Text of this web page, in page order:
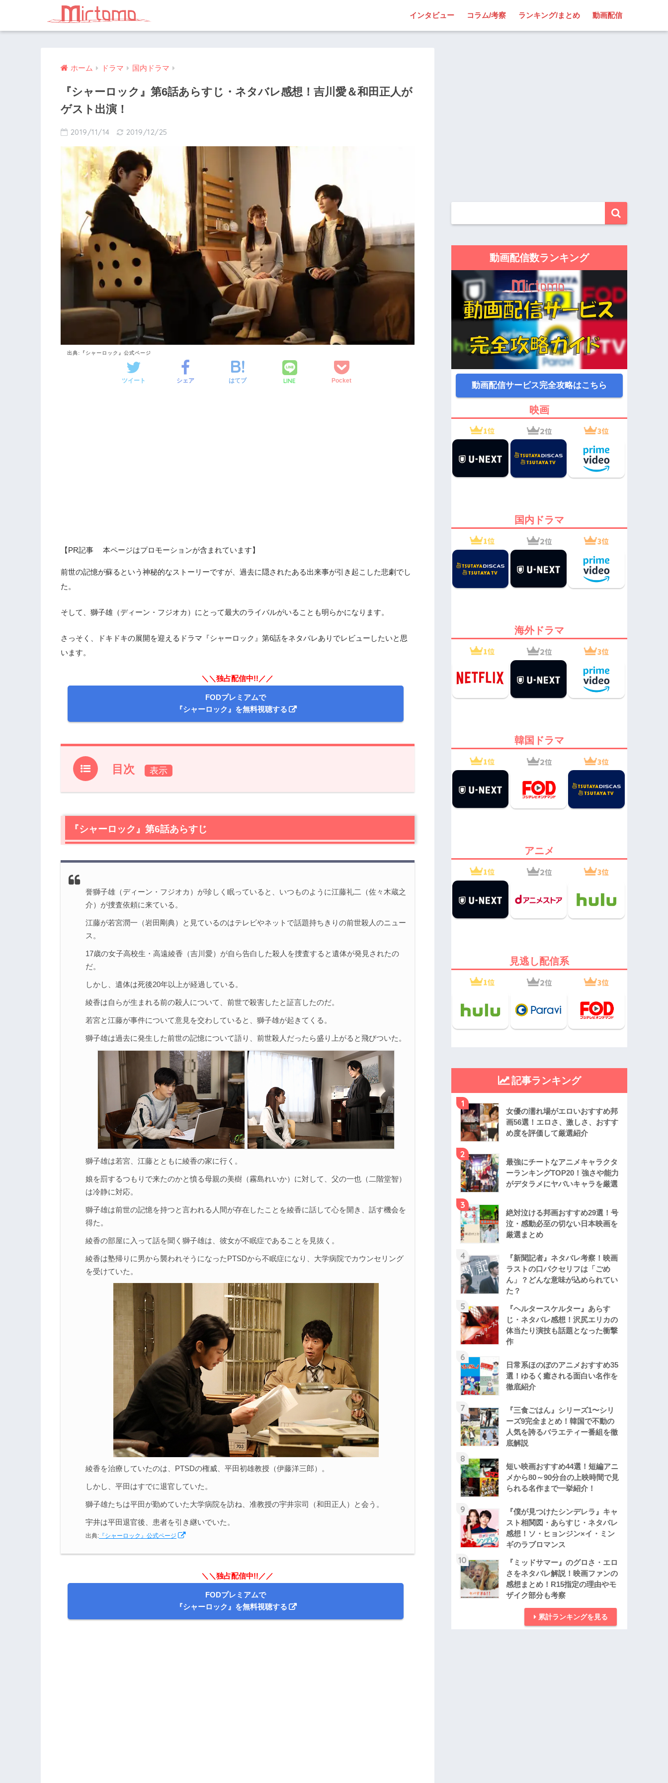
インタビュー コラム/考察 ランキング/まとめ 動画配信
ホーム ドラマ 国内ドラマ
『シャーロック』第6話あらすじ・ネタバレ感想！吉川愛＆和田正人が
ゲスト出演！
2019/11/14 2019/12/25
出典:『シャーロック』公式ページ
ツイート シェア はてブ LINE Pocket
【PR記事 本ページはプロモーションが含まれています】
前世の記憶が蘇るという神秘的なストーリーですが、過去に隠されたある出来事が引き起こした悲劇でし
た。
そして、獅子雄（ディーン・フジオカ）にとって最大のライバルがいることも明らかになります。
さっそく、ドキドキの展開を迎えるドラマ『シャーロック』第6話をネタバレありでレビューしたいと思
います。
＼＼独占配信中!!／／
FODプレミアムで
『シャーロック』を無料視聴する
目次
1.『シャーロック』第6話あらすじ
2.1綾香（吉川愛）が誕生日に初めて見えた記憶
2.2事件の捜査
4.『シャーロック』の他話ネタバレ記事一覧
『シャーロック』第6話あらすじ
誉獅子雄（ディーン・フジオカ）が珍しく眠っていると、いつものように江藤礼二（佐々木蔵之
介）が捜査依頼に来ている。
江藤が若宮潤一（岩田剛典）と見ているのはテレビやネットで話題持ちきりの前世殺人のニュー
ス。
17歳の女子高校生・高遠綾香（吉川愛）が自ら告白した殺人を捜査すると遺体が発見されたの
だ。
しかし、遺体は死後20年以上が経過している。
綾香は自らが生まれる前の殺人について、前世で殺害したと証言したのだ。
若宮と江藤が事件について意見を交わしていると、獅子雄が起きてくる。
獅子雄は過去に発生した前世の記憶について語り、前世殺人だったら盛り上がると飛びついた。
獅子雄は若宮、江藤とともに綾香の家に行く。
娘を罰するつもりで来たのかと憤る母親の美樹（霧島れいか）に対して、父の一也（二階堂智）
は冷静に対応。
獅子雄は前世の記憶を持つと言われる人間が存在したことを綾香に話して心を開き、話す機会を
得た。
綾香の部屋に入って話を聞く獅子雄は、彼女が不眠症であることを見抜く。
綾香は塾帰りに男から襲われそうになったPTSDから不眠症になり、大学病院でカウンセリング
を受けていた。
綾香を治療していたのは、PTSDの権威、平田初雄教授（伊藤洋三郎）。
しかし、平田はすでに退官していた。
獅子雄たちは平田が勤めていた大学病院を訪ね、准教授の宇井宗司（和田正人）と会う。
宇井は平田退官後、患者を引き継いでいた。
出典: 『シャーロック』公式ページ
＼＼独占配信中!!／／
FODプレミアムで
『シャーロック』を無料視聴する
動画配信数ランキング
動画配信サービス完全攻略はこちら
映画
国内ドラマ
海外ドラマ
韓国ドラマ
アニメ
見逃し配信系
記事ランキング
1
女優の濡れ場がエロいおすすめ邦
画56選！エロさ、激しさ、おすす
め度を評価して厳選紹介
2
最強にチートなアニメキャラクタ
ーランキングTOP20！強さや能力
がデタラメにヤバいキャラを厳選
3
絶対泣ける邦画おすすめ29選！号
泣・感動必至の切ない日本映画を
厳選まとめ
4
『新聞記者』ネタバレ考察！映画
ラストの口パクセリフは「ごめ
ん」？どんな意味が込められてい
た？
5
『ヘルタースケルター』あらす
じ・ネタバレ感想！沢尻エリカの
体当たり演技も話題となった衝撃
作
6
日常系ほのぼのアニメおすすめ35
選！ゆるく癒される面白い名作を
徹底紹介
7
『三食ごはん』シリーズ1〜シリ
ーズ9完全まとめ！韓国で不動の
人気を誇るバラエティー番組を徹
底解説
8
短い映画おすすめ44選！短編アニ
メから80～90分台の上映時間で見
られる名作まで一挙紹介！
9
『僕が見つけたシンデレラ』キャ
スト相関図・あらすじ・ネタバレ
感想！ソ・ヒョンジン×イ・ミン
ギのラブロマンス
10
『ミッドサマー』のグロさ・エロ
さをネタバレ解説！映画ファンの
感想まとめ！R15指定の理由やモ
ザイク部分も考察
累計ランキングを見る